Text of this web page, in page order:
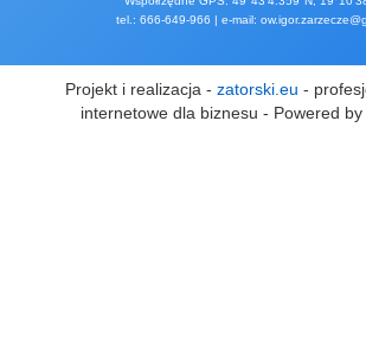
tel.: 666-649-966 | e-mail:
Projekt i realizacja - zatorski.eu -
internetowe dla biznesu - Powered by